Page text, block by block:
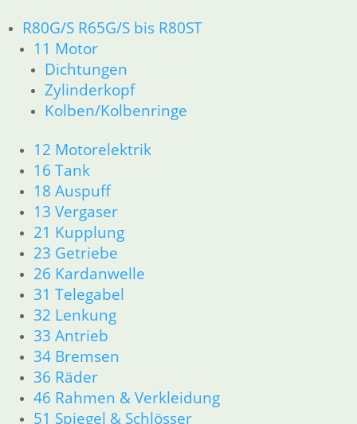
R80G/S R65G/S bis R80ST
11 Motor
Dichtungen
Zylinderkopf
Kolben/Kolbenringe
12 Motorelektrik
16 Tank
18 Auspuff
13 Vergaser
21 Kupplung
23 Getriebe
26 Kardanwelle
31 Telegabel
32 Lenkung
33 Antrieb
34 Bremsen
36 Räder
46 Rahmen & Verkleidung
51 Spiegel & Schlösser
63 Scheinwerfer
R65 R80 Monolever R100 RS/RT Monolever ab 1984
11 Motor
Dichtungen
Kolben/Kolbenringe
Zylinderkopf
13 Vergaser
16 Tank
18 Auspuff
21 Kupplung
23 Getriebe
26 Kardanwelle
31 Telegabel
32 Lenkung
33 Antrieb
34 Bremsen
36 Räder
46 Rahmen & Verkleidung
51 Spiegel & Schlösser
52 Sitzbank
61 Fahrzeugelektrik